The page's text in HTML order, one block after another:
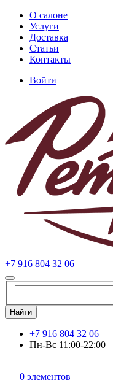
Перейти
основному
содержанию
Основная
навигация
О салоне
Услуги
Доставка
Статьи
Контакты
учётной
записи
пользователя
Войти
+7 916 804 32 06
Найти
+7 916 804 32 06
Пн-Вс 11:00-22:00
0 элементов